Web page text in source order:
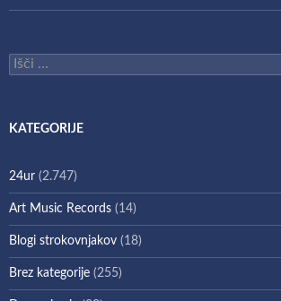
Išči:
KATEGORIJE
24ur (2.747)
Art Music Records (14)
Blogi strokovnjakov (18)
Brez kategorije (255)